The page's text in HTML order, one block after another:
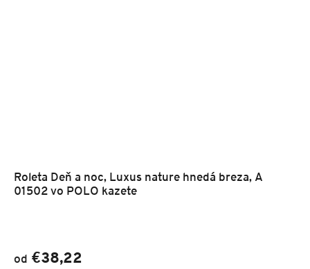
Roleta Deň a noc, Luxus nature hnedá breza, A
01502 vo POLO kazete
od €38,22